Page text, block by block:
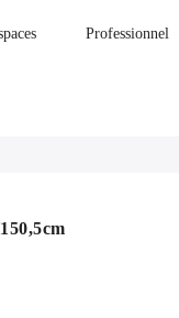
Professionnel